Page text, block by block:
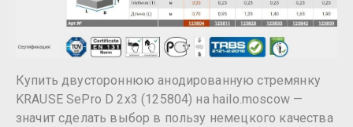
Купить двустороннюю анодированную стремянку
KRAUSE SePro D 2x3 (125804) на hailo.moscow —
значит сделать выбор в пользу немецкого качества